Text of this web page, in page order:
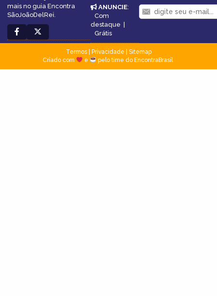
mais no guia Encontra
SãoJoãoDelRei.
ANUNCIE:
Com
destaque
Grátis
Termos| Privacidade
Sitemap
Criado com
e pelo time do EncontraBrasil